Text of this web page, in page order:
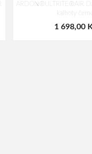
ARDON®ULTRITE®AIR
kalhoty černé
1 698,00